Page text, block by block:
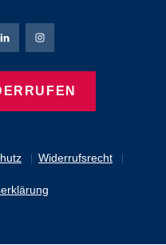
Widerrufsrecht
Facebook-Seite
Proenen Twitter Seite
Bierbaum-Proenen LinkedIn
Bierbaum-Proenen